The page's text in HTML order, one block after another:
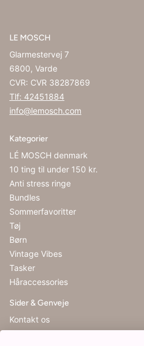
LE MOSCH
Glarmestervej 7
6800, Varde
CVR: CVR 38287869
Tlf: 42451884
info@lemosch.com
Kategorier
LÉ MOSCH denmark
10 ting til under 150 kr.
Anti stress ringe
Bundles
Sommerfavoritter
Tøj
Børn
Vintage Vibes
Tasker
Håraccessories
Sider & Genveje
Kontakt os
Handelsbetingelser